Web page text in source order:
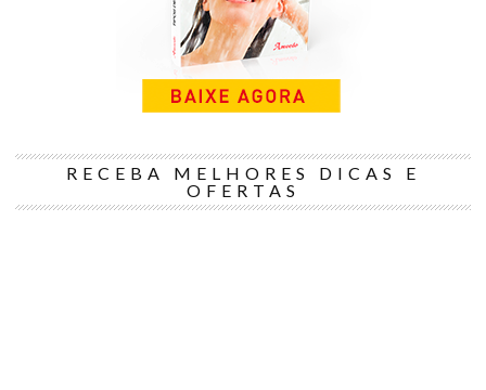
RECEBA MELHORES DICAS E
OFERTAS